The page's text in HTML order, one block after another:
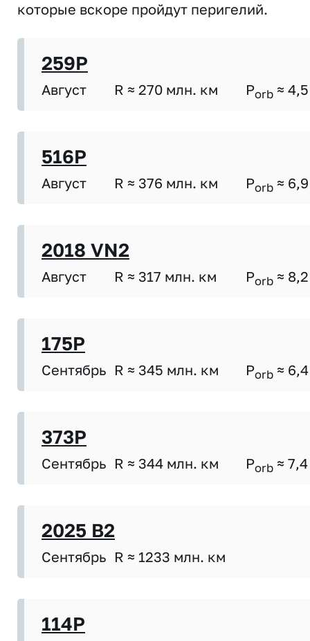
которые вскоре пройдут перигелий.
259P
Август R ≈ 270 млн. км Porb ≈ 4,5
516P
Август R ≈ 376 млн. км Porb ≈ 6,9
2018 VN2
Август R ≈ 317 млн. км Porb ≈ 8,2
175P
Сентябрь R ≈ 345 млн. км Porb ≈ 6,4
373P
Сентябрь R ≈ 344 млн. км Porb ≈ 7,4
2025 B2
Сентябрь R ≈ 1233 млн. км
114P